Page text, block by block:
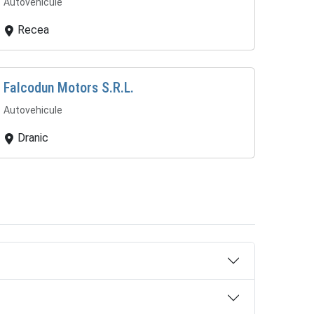
Recea
Falcodun Motors S.R.L.
Autovehicule
Dranic